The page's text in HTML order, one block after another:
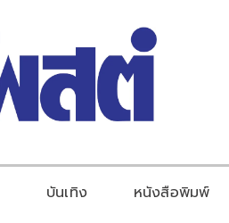
บันเทิง หนังสือพิมพ์